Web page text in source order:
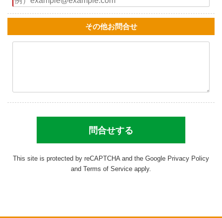
その他お問合せ
This site is protected by reCAPTCHA and the Google Privacy Policy
and Terms of Service apply.